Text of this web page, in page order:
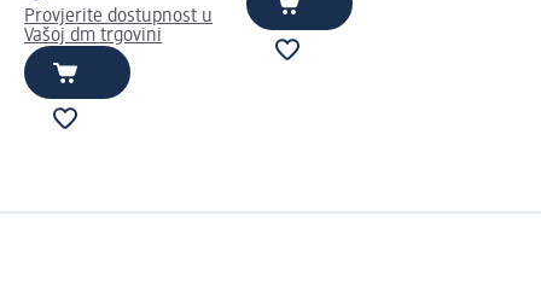
Provjerite dostupnost u
Vašoj dm trgovini